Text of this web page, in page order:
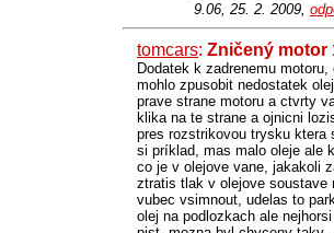
9.06, 25. 2. 2009,
tomcars: Zničený motor
Dodatek k zadrenemu
mohlo zpusobit nedostatek
prave strane motoru a ctvrty
klika na te strane a ojnicni
pres rozstrikovou trysku ktera
si príklad, mas malo oleje ale
co je v olejove vane, jakakoli
ztratis tlak v olejove soustave
vubec vsimnout, udelas to
olej na podlozkach ale